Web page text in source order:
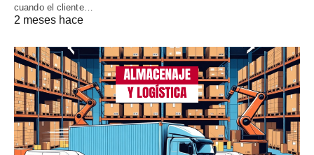
cuando el cliente…
2 meses hace